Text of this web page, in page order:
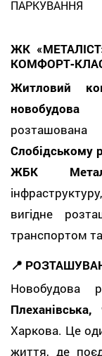
ПАРКУВАННЯ
ЖК
Житловий
Слобідському
ЖБК
вигідне
транспортом
📍
Новобудова
Плеханівська,
Харкова. Це
життя, де